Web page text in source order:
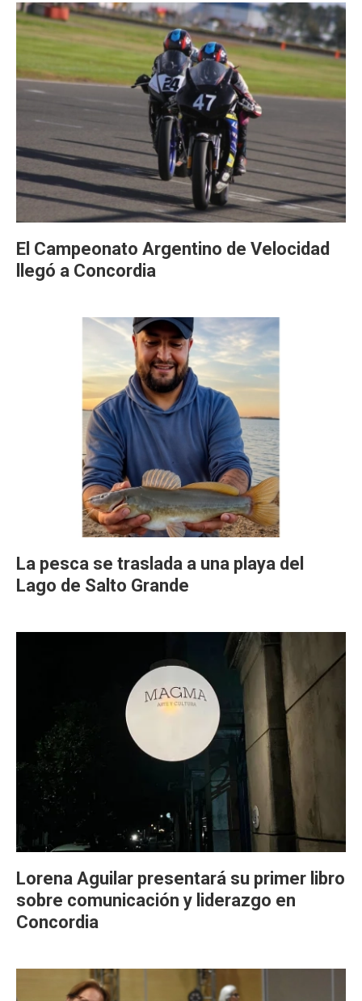
El Campeonato Argentino de Velocidad
llegó a Concordia
La pesca se traslada a una playa del
Lago de Salto Grande
Lorena Aguilar presentará su primer libro
sobre comunicación y liderazgo en
Concordia